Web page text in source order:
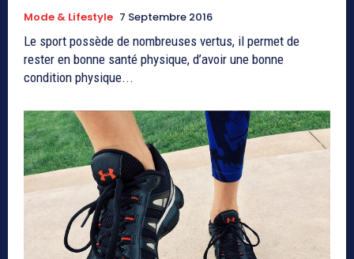
Mode & Lifestyle 7 Septembre 2016
Le sport possède de nombreuses vertus, il permet de
rester en bonne santé physique, d’avoir une bonne
condition physique...